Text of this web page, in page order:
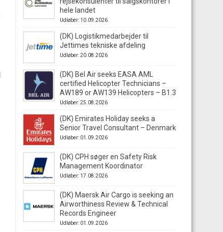
hele landet
Udløber: 10.09.2026
(DK) Logistikmedarbejder til
Jettimes tekniske afdeling
Udløber: 20.08.2026
(DK) Bel Air seeks EASA AML
certified Helicopter Technicians –
AW189 or AW139 Helicopters – B1.3
Udløber: 25.08.2026
(DK) Emirates Holiday seeks a
Senior Travel Consultant – Denmark
Udløber: 01.09.2026
(DK) CPH søger en Safety Risk
Management Koordinator
Udløber: 17.08.2026
(DK) Maersk Air Cargo is seeking an
Airworthiness Review & Technical
Records Engineer
Udløber: 01.09.2026